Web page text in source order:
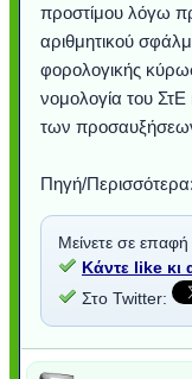
προστίμου λόγω
αριθμητικού
φορολογικής
νομολογία του
των
Πηγή/Περισσότερα:
Μείνετε σε επαφή
Κάντε like κι
Στο Twitter: